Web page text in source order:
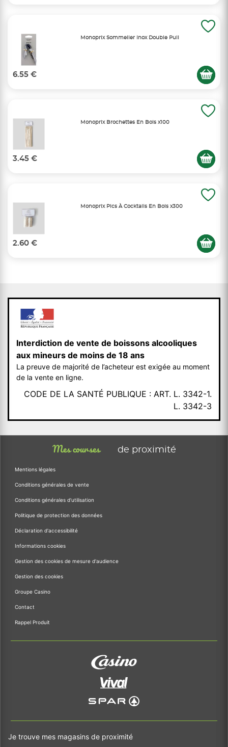
Monoprix Sommelier Inox Double Pull
6.55 €
Monoprix Brochettes En Bois x100
3.45 €
Monoprix Pics À Cocktails En Bois x300
2.60 €
Interdiction de vente de boissons alcooliques
aux mineurs de moins de 18 ans
La preuve de majorité de l’acheteur est exigée au moment
de la vente en ligne.
CODE DE LA SANTÉ PUBLIQUE : ART. L. 3342-1.
L. 3342-3
Mes courses de proximité
Mentions légales
Conditions générales de vente
Conditions générales d'utilisation
Politique de protection des données
Déclaration d'accessibilité
Informations cookies
Gestion des cookies de mesure d'audience
Gestion des cookies
Groupe Casino
Contact
Rappel Produit
Je trouve mes magasins de proximité